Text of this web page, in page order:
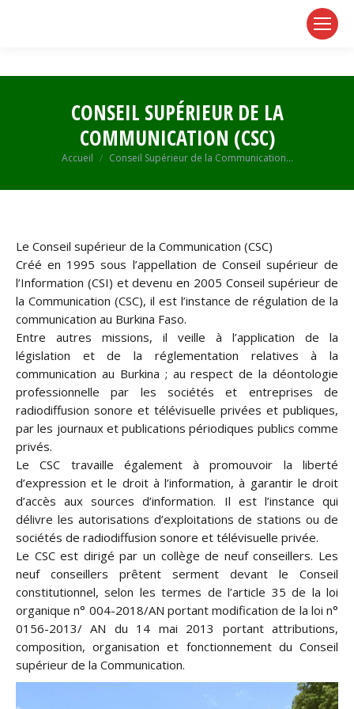
CONSEIL SUPÉRIEUR DE LA
COMMUNICATION (CSC)
Vous êtes ici :
Accueil Conseil Supérieur de la Communication…
Le Conseil supérieur de la Communication (CSC)
Créé en 1995 sous l’appellation de Conseil supérieur de
l’Information (CSI) et devenu en 2005 Conseil supérieur de
la Communication (CSC), il est l’instance de régulation de la
communication au Burkina Faso.
Entre autres missions, il veille à l’application de la
législation et de la réglementation relatives à la
communication au Burkina ; au respect de la déontologie
professionnelle par les sociétés et entreprises de
radiodiffusion sonore et télévisuelle privées et publiques,
par les journaux et publications périodiques publics comme
privés.
Le CSC travaille également à promouvoir la liberté
d’expression et le droit à l’information, à garantir le droit
d’accès aux sources d’information. Il est l’instance qui
délivre les autorisations d’exploitations de stations ou de
sociétés de radiodiffusion sonore et télévisuelle privée.
Le CSC est dirigé par un collège de neuf conseillers. Les
neuf conseillers prêtent serment devant le Conseil
constitutionnel, selon les termes de l’article 35 de la loi
organique n° 004-2018/AN portant modification de la loi n°
0156-2013/ AN du 14 mai 2013 portant attributions,
composition, organisation et fonctionnement du Conseil
supérieur de la Communication.